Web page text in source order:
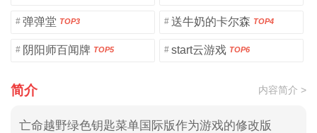
# 弹弹堂 TOP3 # 送牛奶的卡尔森 TOP4
# 阴阳师百闻牌 TOP5 # start云游戏 TOP6
简介 内容简介 >
亡命越野绿色钥匙菜单国际版作为游戏的修改版